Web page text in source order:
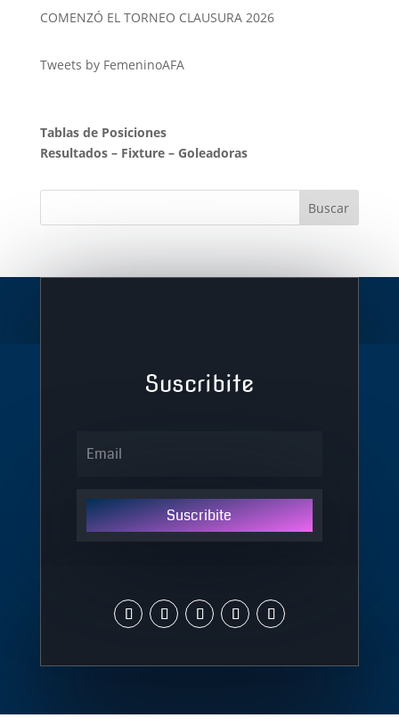
COMENZÓ EL TORNEO CLAUSURA 2026
Tweets by FemeninoAFA
Tablas de Posiciones
Resultados– Fixture– Goleadoras
Suscribite
Suscribite